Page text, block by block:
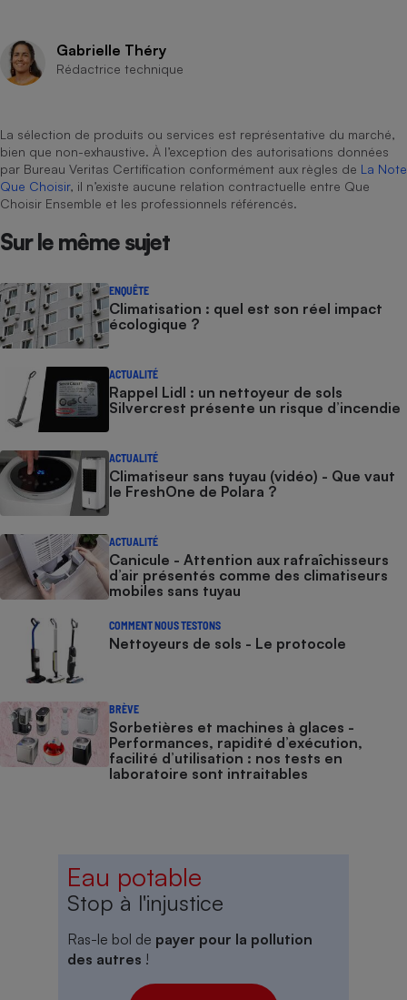
Gabrielle Théry
Rédactrice technique
La sélection de produits ou services est représentative du marché,
bien que non-exhaustive. À l’exception des autorisations données
par Bureau Veritas Certification conformément aux règles de La Note
Que Choisir, il n’existe aucune relation contractuelle entre Que
Choisir Ensemble et les professionnels référencés.
Sur le même sujet
ENQUÊTE
Climatisation : quel est son réel impact
écologique ?
ACTUALITÉ
Rappel Lidl : un nettoyeur de sols
Silvercrest présente un risque d’incendie
ACTUALITÉ
Climatiseur sans tuyau (vidéo) - Que vaut
le FreshOne de Polara ?
ACTUALITÉ
Canicule - Attention aux rafraîchisseurs
d’air présentés comme des climatiseurs
mobiles sans tuyau
COMMENT NOUS TESTONS
Nettoyeurs de sols - Le protocole
BRÈVE
Sorbetières et machines à glaces​​​​​​ -
Performances, rapidité d’exécution,
facilité d’utilisation : nos tests en
laboratoire sont intraitables
Eau potable
Stop à l'injustice
Ras-le bol de payer pour la pollution
des autres !